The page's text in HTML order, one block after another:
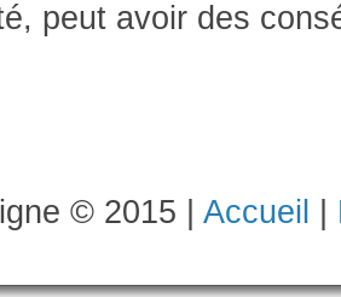
peut avoir des
© 2015 | Accueil